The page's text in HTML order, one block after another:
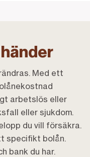
Med ett
arbetslös eller
eller sjukdom.
du vill försäkra.
specifikt bolån.
bank du har.